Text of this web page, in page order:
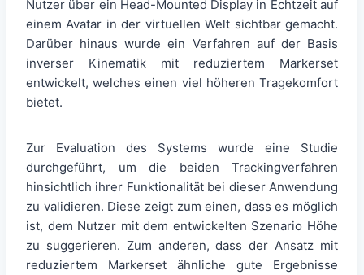
Nutzer über ein Head-Mounted Display in Echtzeit auf
einem Avatar in der virtuellen Welt sichtbar gemacht.
Darüber hinaus wurde ein Verfahren auf der Basis
inverser Kinematik mit reduziertem Markerset
entwickelt, welches einen viel höheren Tragekomfort
bietet.
Zur Evaluation des Systems wurde eine Studie
durchgeführt, um die beiden Trackingverfahren
hinsichtlich ihrer Funktionalität bei dieser Anwendung
zu validieren. Diese zeigt zum einen, dass es möglich
ist, dem Nutzer mit dem entwickelten Szenario Höhe
zu suggerieren. Zum anderen, dass der Ansatz mit
reduziertem Markerset ähnliche gute Ergebnisse